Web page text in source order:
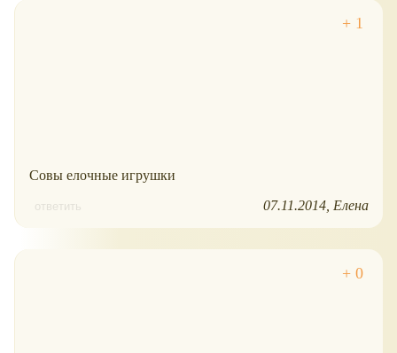
Совы елочные игрушки
ответить 07.11.2014 Елена